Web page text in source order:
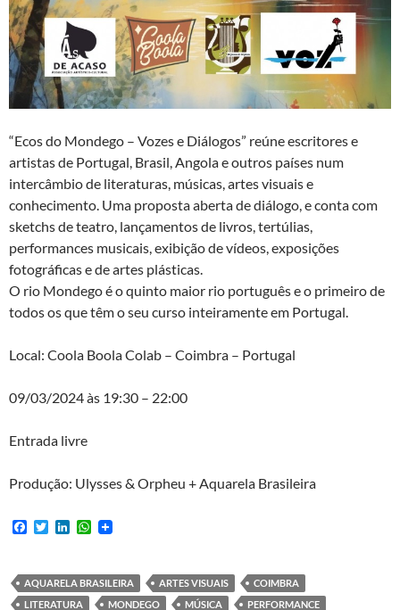
“Ecos do Mondego – Vozes e Diálogos” reúne escritores e
artistas de Portugal, Brasil, Angola e outros países num
intercâmbio de literaturas, músicas, artes visuais e
conhecimento. Uma proposta aberta de diálogo, e conta com
sketchs de teatro, lançamentos de livros, tertúlias,
performances musicais, exibição de vídeos, exposições
fotográficas e de artes plásticas.
O rio Mondego é o quinto maior rio português e o primeiro de
todos os que têm o seu curso inteiramente em Portugal.
Local: Coola Boola Colab – Coimbra – Portugal
09/03/2024 às 19:30 – 22:00
Entrada livre
Produção: Ulysses & Orpheu + Aquarela Brasileira
F
b
o
T
t
e
e
d
W
s
A
AQUARELA BRASILEIRA ARTES VISUAIS
COIMBRA
LITERATURA
MONDEGO MÚSICA PERFORMANCE